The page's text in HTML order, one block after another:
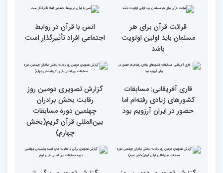
همه باید قرآنی و اهل قرآن
کشورهای دیگر دغدغه مردم
فلسطین را دارد
دومین محفل انس با قرآن
امید برگزار شد
در زندگی یکی از تأثیرات
انس با قرآن است
انس با قرآن چراغ راه
رسیدن به سرمنزل مقصود
است
مسلمان باید اولین اولویت
باشد
انس با قرآن در روابط
اجتماعی افراد تأثیرگذار است